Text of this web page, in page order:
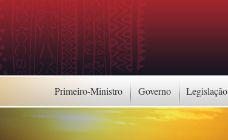
Primeiro-Ministro Governo Legislação